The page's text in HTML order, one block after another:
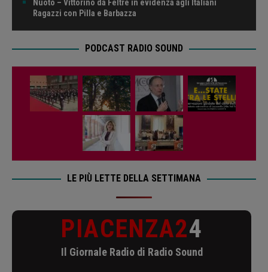
Nuoto – Vittorino da Feltre in evidenza agli Italiani
Ragazzi con Pilla e Barbazza
PODCAST RADIO SOUND
LE PIÙ LETTE DELLA SETTIMANA
PIACENZA24
Il Giornale Radio di Radio Sound